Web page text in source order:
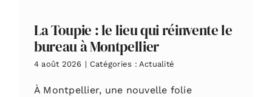
La Toupie : le lieu qui réinvente le
bureau à Montpellier
4 août 2026 | Catégories : Actualité
À Montpellier, une nouvelle folie